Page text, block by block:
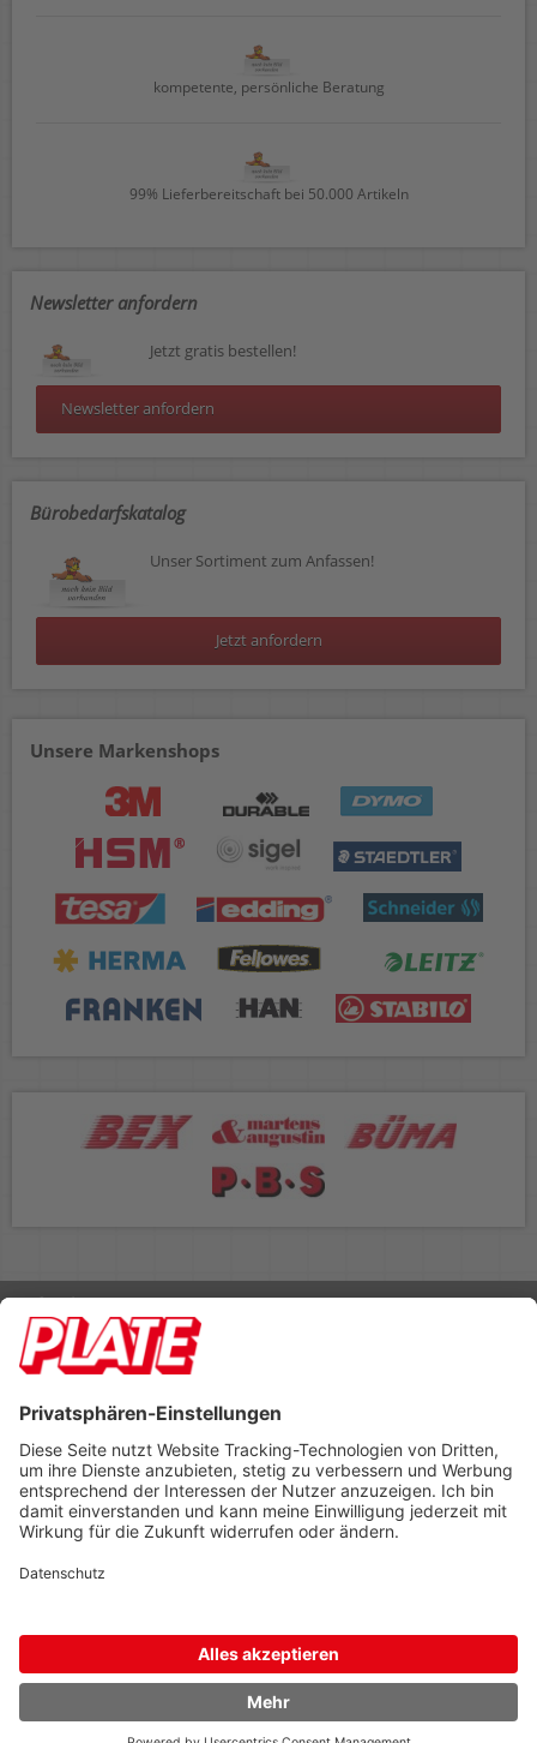
kompetente, persönliche Beratung
99% Lieferbereitschaft bei 50.000 Artikeln
Newsletter anfordern
Jetzt gratis bestellen!
Newsletter anfordern
Bürobedarfskatalog
Unser Sortiment zum Anfassen!
Jetzt anfordern
Unsere Markenshops
Rufen Sie uns an 04298 401-0
Lieferbedingungen Impressum
Footer anzeigen
PLATE Büromaterial Vertriebs GmbH
Hilligenwarf 5
entwicklung: decoit